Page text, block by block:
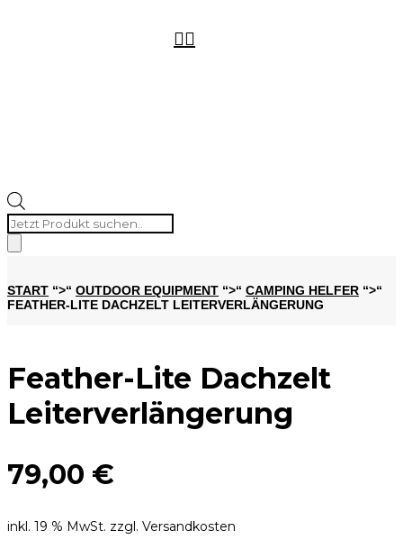
Products
search

START “>“ OUTDOOR EQUIPMENT “>“ CAMPING HELFER “>“
FEATHER-LITE DACHZELT LEITERVERLÄNGERUNG
Feather-Lite Dachzelt
Leiterverlängerung
79,00 €
inkl. 19 % MwSt. zzgl. Versandkosten